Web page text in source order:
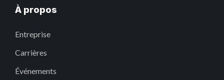
À propos
Entreprise
Carrières
Événements